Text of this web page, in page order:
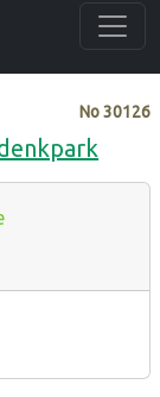
No30126